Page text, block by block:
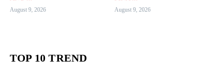
August 9, 2026 August 9, 2026
TOP 10 TREND